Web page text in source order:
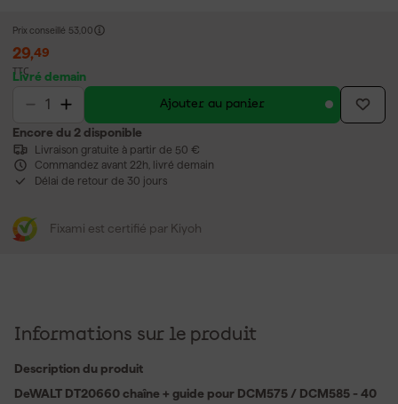
Prix conseillé 53,00
29,49
TTC
Livré demain
Ajouter au panier
Encore du 2 disponible
Livraison gratuite à partir de 50 €
Commandez avant 22h, livré demain
Délai de retour de 30 jours
Fixami est certifié par Kiyoh
Informations sur le produit
Description du produit
DeWALT DT20660 chaîne + guide pour DCM575 / DCM585 - 40